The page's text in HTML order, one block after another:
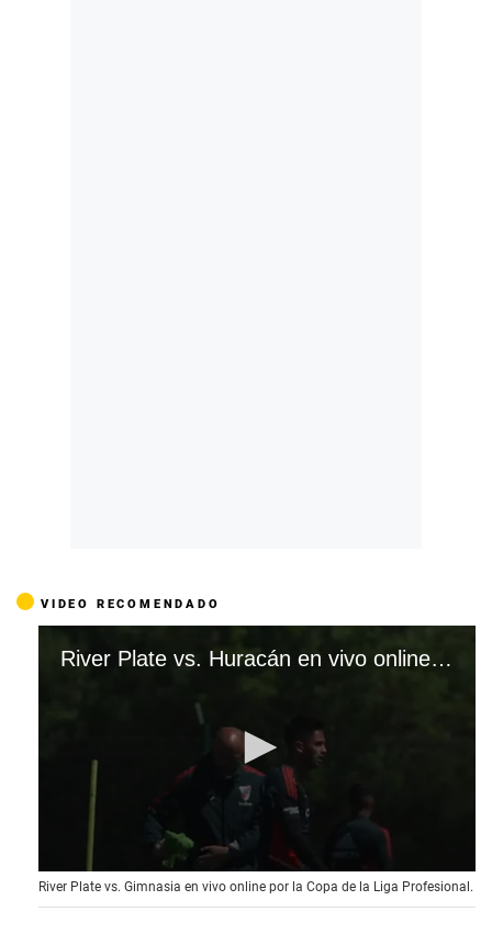
VIDEO RECOMENDADO
River Plate vs. Huracán en vivo online por la Copa de la Liga Profesional.
0
s
e
River Plate vs. Gimnasia en vivo online por la Copa de la Liga Profesional.